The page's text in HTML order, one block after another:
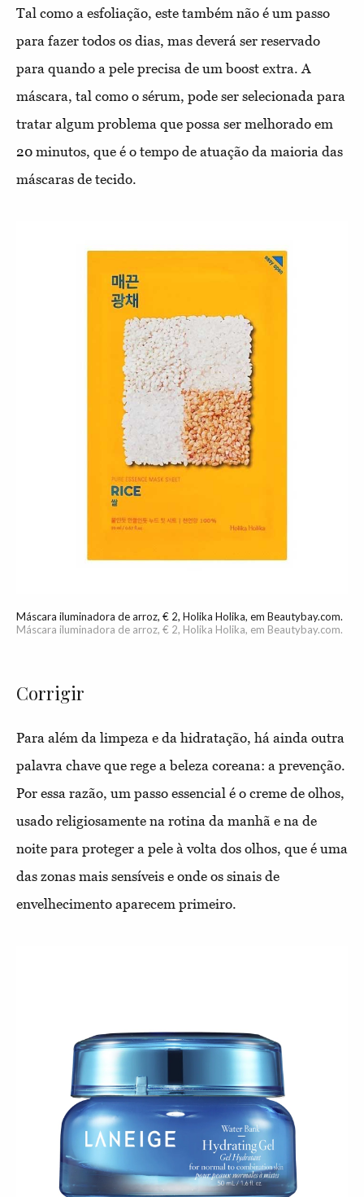
Tal como a esfoliação, este também não é um passo
para fazer todos os dias, mas deverá ser reservado
para quando a pele precisa de um boost extra. A
máscara, tal como o sérum, pode ser selecionada para
tratar algum problema que possa ser melhorado em
20 minutos, que é o tempo de atuação da maioria das
máscaras de tecido.
Máscara iluminadora de arroz, € 2, Holika Holika, em Beautybay.com.
Máscara iluminadora de arroz, € 2, Holika Holika, em Beautybay.com.
Corrigir
Para além da limpeza e da hidratação, há ainda outra
palavra chave que rege a beleza coreana: a prevenção.
Por essa razão, um passo essencial é o creme de olhos,
usado religiosamente na rotina da manhã e na de
noite para proteger a pele à volta dos olhos, que é uma
das zonas mais sensíveis e onde os sinais de
envelhecimento aparecem primeiro.